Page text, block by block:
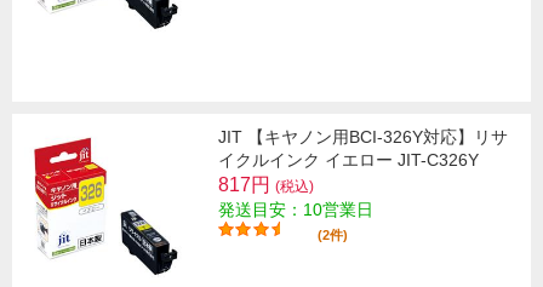
JIT 【キヤノン用BCI-326Y対応】リサ
イクルインク イエロー JIT-C326Y
817円 (税込)
発送目安：10営業日
(2件)